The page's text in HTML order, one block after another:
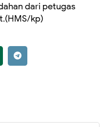
dari petugas
kp)